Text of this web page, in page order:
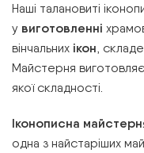
Наші талановиті
у виготовленні
вінчальних ікон,
Майстерня
якої складності.
Іконописна
одна з найстаріших